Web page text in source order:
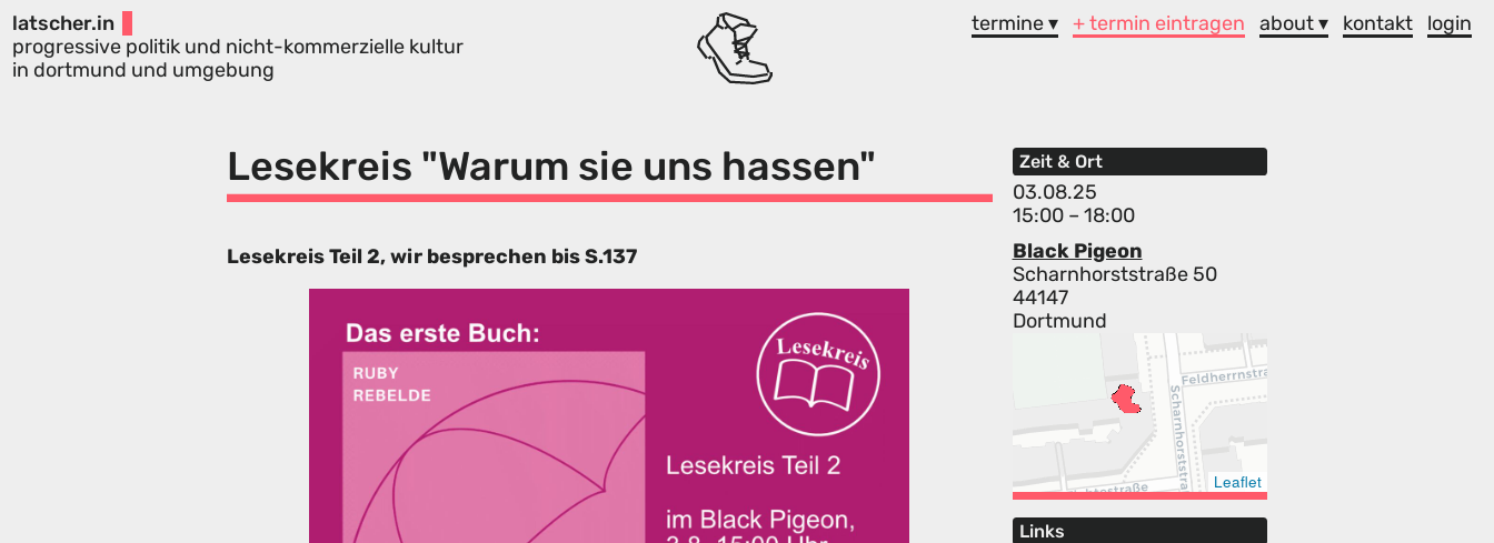
latscher.in
progressive politik und nicht-kommerzielle kultur
in dortmund und umgebung
termine ▾ + termin eintragen about ▾ kontakt login
Lesekreis "Warum sie uns hassen" Zeit & Ort
03.08.25
15:00 – 18:00
Black Pigeon
Scharnhorststraße 50
44147
Dortmund
Leaflet
Links
Lesekreis Teil 2, wir besprechen bis S.137